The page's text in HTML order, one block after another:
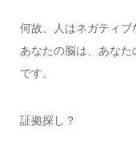
何故、人はネガティブ
あなたの脳は、あな
です。
証拠探し？